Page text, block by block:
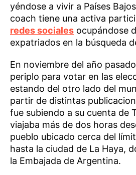
yéndose a vivir a Países
coach tiene una activa
redes sociales ocupándose
expatriados en la búsqueda
En noviembre del año
periplo para votar en las
estando del otro lado del
partir de distintas
fue subiendo a su cuenta de
viajaba más de dos horas
pueblo ubicado cerca del
hasta la ciudad de La Haya,
la Embajada de Argentina.